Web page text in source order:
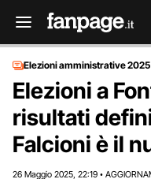
Elezioni amministrative 2025
Elezioni a
risultati
Falcioni è il
26 Maggio 2025 22:19 •